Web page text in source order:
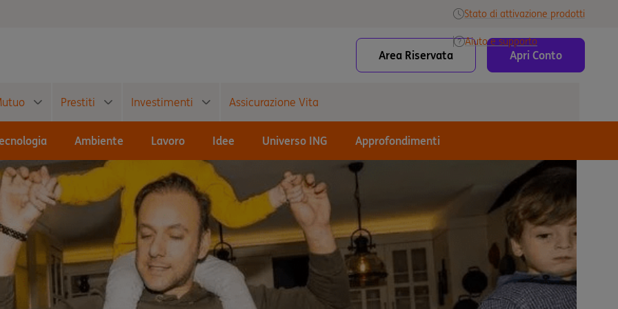
Stato di attivazione prodotti
Aiuto e supporto
Area Riservata Apri Conto
Prestiti Investimenti Assicurazione Vita
Ambiente Lavoro Idee Universo ING Approfondimenti